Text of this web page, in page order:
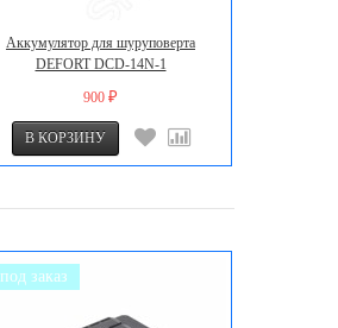
Аккумулятор для шуруповерта
DEFORT DCD-14N-1
900 ₽
под заказ